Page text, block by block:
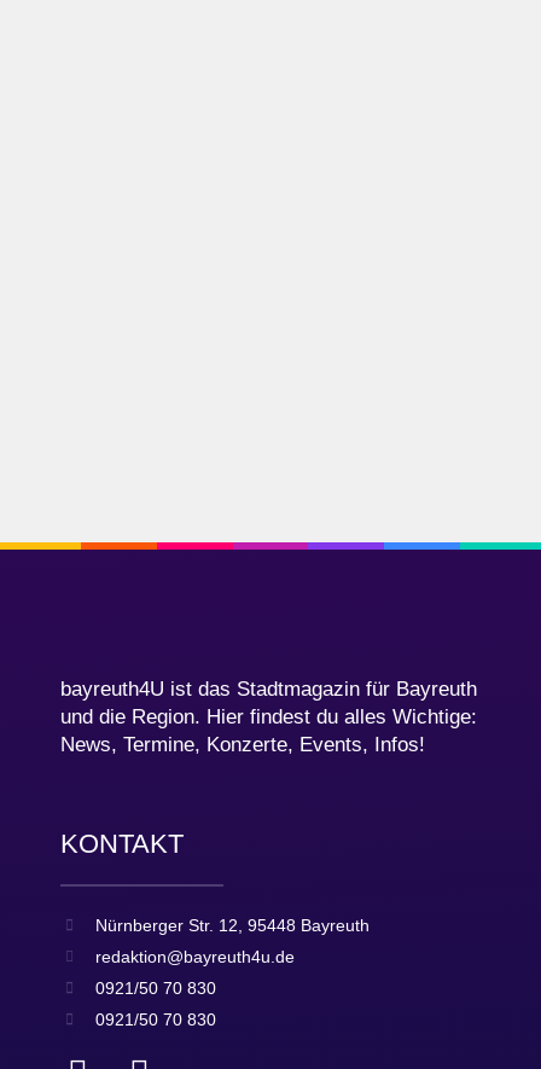
bayreuth4U ist das Stadtmagazin für Bayreuth
und die Region. Hier findest du alles Wichtige:
News, Termine, Konzerte, Events, Infos!
KONTAKT
Nürnberger Str. 12, 95448 Bayreuth
redaktion@bayreuth4u.de
0921/50 70 830
0921/50 70 830